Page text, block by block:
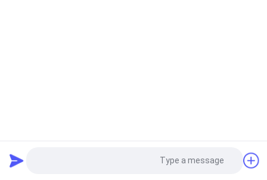
© 2026 Hung-Kee (China) Electronic Technology